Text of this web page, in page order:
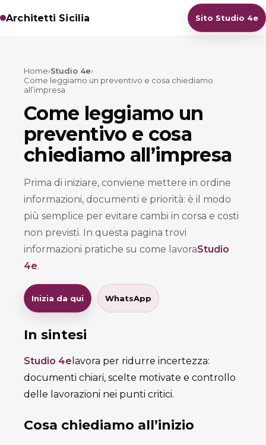
Architetti Sicilia Sito Studio 4e
Home›Studio 4e›
Come leggiamo un preventivo e cosa chiediamo
all’impresa
Come leggiamo un
preventivo e cosa
chiediamo all’impresa
Prima di iniziare, conviene mettere in ordine
informazioni, documenti e priorità: è il modo
più semplice per evitare cambi in corsa e costi
non previsti. In questa pagina trovi
informazioni pratiche su come lavoraStudio
4e.
Inizia da qui WhatsApp
In sintesi
Studio 4e lavora per ridurre incertezza:
documenti chiari, scelte motivate e controllo
delle lavorazioni nei punti critici.
Cosa chiediamo all’inizio